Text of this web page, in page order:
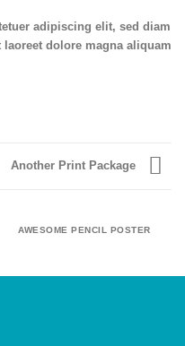
adipiscing elit, sed diam
dolore magna aliquam
Another Print Package
AWESOME PENCIL POSTER